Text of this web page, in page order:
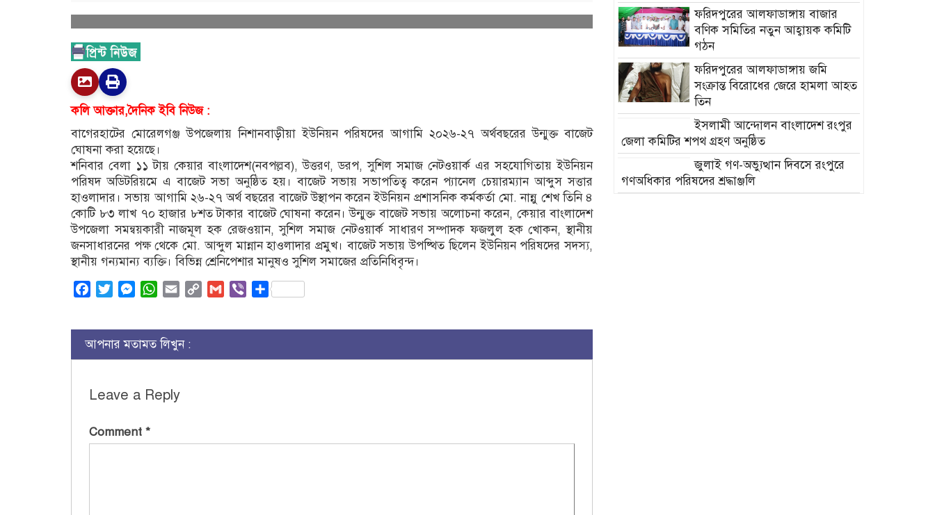
কলি আক্তার,দৈনিক ইবি নিউজ :
বাগেরহাটের মোরেলগঞ্জ উপজেলায় নিশানবাড়ীয়া ইউনিয়ন পরিষদের আগামি ২০২৬-২৭ অর্থবছরের উন্মুক্ত বাজেট
ঘোষনা করা হয়েছে।
শনিবার বেলা ১১ টায় কেয়ার বাংলাদেশ(নবপল্লব), উত্তরণ, ডরপ, সুশিল সমাজ নেটওয়ার্ক এর সহযোগিতায় ইউনিয়ন
পরিষদ অডিটরিয়মে এ বাজেট সভা অনুষ্ঠিত হয়। বাজেট সভায় সভাপতিত্ব করেন প্যানেল চেয়ারম্যান আব্দুস সত্তার
হাওলাদার। সভায় আগামি ২৬-২৭ অর্থ বছরের বাজেট উস্থাপন করেন ইউনিয়ন প্রশাসনিক কর্মকর্তা মো. নান্নু শেখ তিনি ৪
কোটি ৮৩ লাখ ৭০ হাজার ৮শত টাকার বাজেট ঘোষনা করেন। উন্মুক্ত বাজেট সভায় অলোচনা করেন, কেয়ার বাংলাদেশ
উপজেলা সমন্বয়কারী নাজমূল হক রেজওয়ান, সুশিল সমাজ নেটওয়ার্ক সাধারণ সম্পাদক ফজলুল হক খোকন, স্থানীয়
জনসাধারনের পক্ষ থেকে মো. আব্দুল মান্নান হাওলাদার প্রমুখ। বাজেট সভায় উপষ্থিত ছিলেন ইউনিয়ন পরিষদের সদস্য,
স্থানীয় গন্যমান্য ব্যক্তি। বিভিন্ন শ্রেনিপেশার মানুষও সুশিল সমাজের প্রতিনিধিবৃন্দ।
FacebookTwitterMessenger
WhatsApp
Email
Copy
Gmail ViberShare
আপনার মতামত লিখুন :
Leave a Reply
Comment *
ফরিদপুরের আলফাডাঙ্গায় বাজার
বণিক সমিতির নতুন আহ্বায়ক কমিটি
গঠন
ফরিদপুরের আলফাডাঙ্গায় জমি
সংক্রান্ত বিরোধের জেরে হামলা আহত
তিন
ইসলামী আন্দোলন বাংলাদেশ রংপুর
জেলা কমিটির শপথ গ্রহণ অনুষ্ঠিত
‎জুলাই গণ-অভ্যুত্থান দিবসে রংপুরে
গণঅধিকার পরিষদের শ্রদ্ধাঞ্জলি ‎